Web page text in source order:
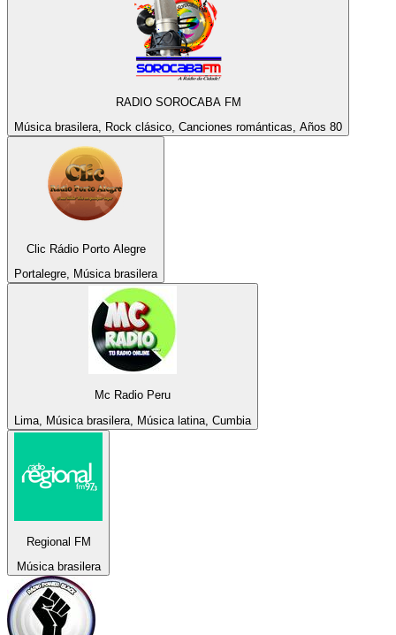
RADIO SOROCABA FM
Música brasilera, Rock clásico, Canciones románticas, Años 80
Clic Rádio Porto Alegre
Portalegre, Música brasilera
Mc Radio Peru
Lima, Música brasilera, Música latina, Cumbia
Regional FM
Música brasilera